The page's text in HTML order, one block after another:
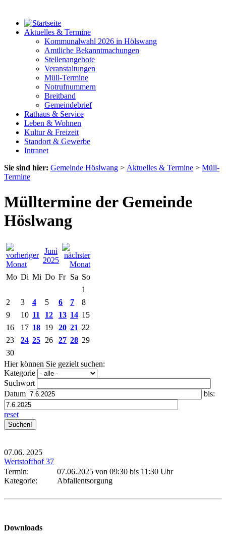
Aktuelles & Termine
Kommunalwahl 2026 in Hölswang
Amtliche Bekanntmachungen
Stellenangebote
Veranstaltungen
Müll-Termine
Notrufnummern
Breitband
Gemeindebrief
Rathaus & Service
Leben & Wohnen
Kultur & Freizeit
Standort & Gewerbe
Intranet
Sie sind hier: Gemeinde Höslwang > Aktuelles & Termine > Müll-
Termine
Mülltermine der Gemeinde
Höslwang
Juni
2025
Mo Di Mi Do Fr Sa So
1
2
3 4 5 6 7
8
9
10 11 12 13 14 15
16
17 18 19 20 21 22
23
24 25 26 27 28 29
30
Hier können Sie gezielt suchen:
Kategorie
Suchwort
Datum
bis:
reset
07.06. 2025
Wertstoffhof 37
Termin:
07.06.2025 von 09:30 bis 11:30 Uhr
Kategorie:
Abfallentsorgung
Downloads